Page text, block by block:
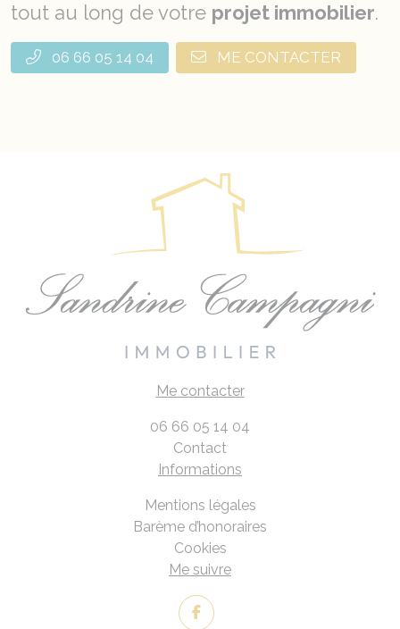
tout au long de votre projet immobilier.
06 66 05 14 04 ME CONTACTER
Me contacter
06 66 05 14 04
Contact
Informations
Mentions légales
Barème d’honoraires
Cookies
Me suivre